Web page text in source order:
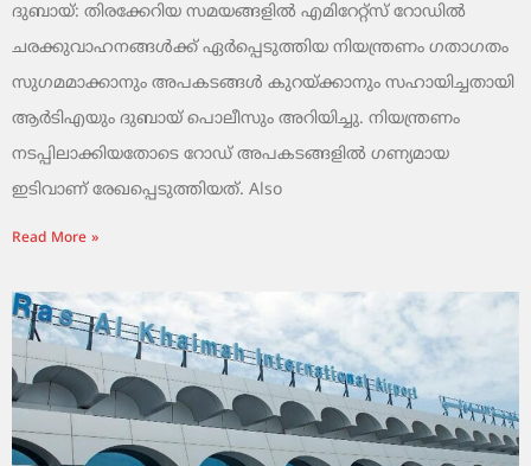
ദുബായ്: തിരക്കേറിയ സമയങ്ങളിൽ എമിറേറ്റ്സ് റോഡിൽ
ചരക്കുവാഹനങ്ങൾക്ക് ഏർപ്പെടുത്തിയ നിയന്ത്രണം ഗതാഗതം
സുഗമമാക്കാനും അപകടങ്ങൾ കുറയ്ക്കാനും സഹായിച്ചതായി
ആർടിഎയും ദുബായ് പൊലീസും അറിയിച്ചു. നിയന്ത്രണം
നടപ്പിലാക്കിയതോടെ റോഡ് അപകടങ്ങളിൽ ഗണ്യമായ
ഇടിവാണ് രേഖപ്പെടുത്തിയത്. Also
Read More »